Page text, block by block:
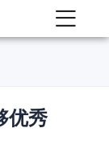
优秀